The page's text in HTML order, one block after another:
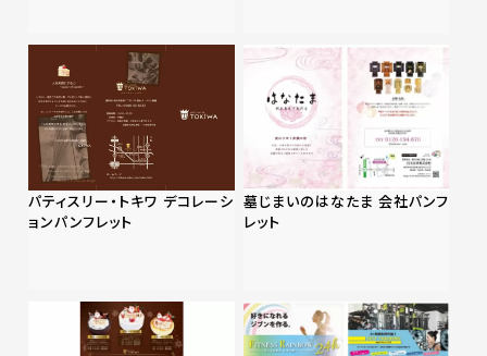
パティスリー・トキワ デコレーシ
ョンパンフレット
墓じまいのはなたま 会社パンフ
レット